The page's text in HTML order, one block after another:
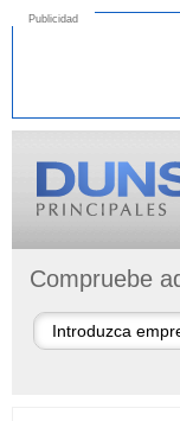
Publicidad
Compruebe